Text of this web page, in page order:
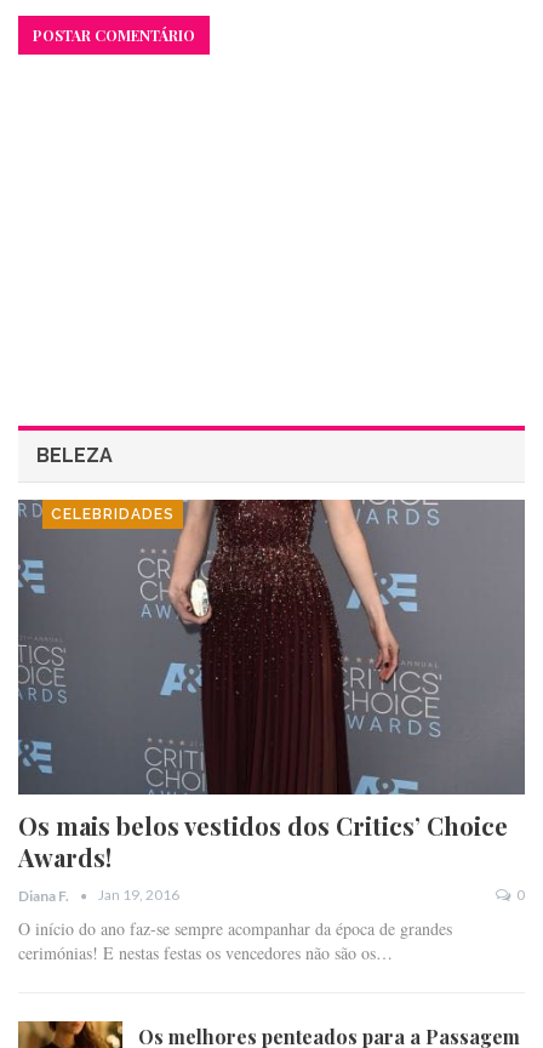
BELEZA
CELEBRIDADES
Os mais belos vestidos dos Critics’ Choice
Awards!
Diana F. Jan 19, 2016 0
O início do ano faz-se sempre acompanhar da época de grandes
cerimónias! E nestas festas os vencedores não são os…
Os melhores penteados para a Passagem